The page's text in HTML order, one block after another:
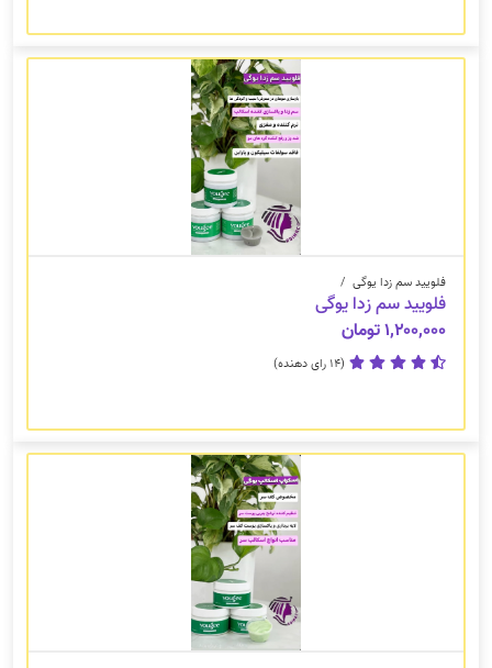
فلویید سم زدا یوگی /
فلویید سم زدا یوگی
۱,۲۰۰,۰۰۰ تومان
(14 رای دهنده)